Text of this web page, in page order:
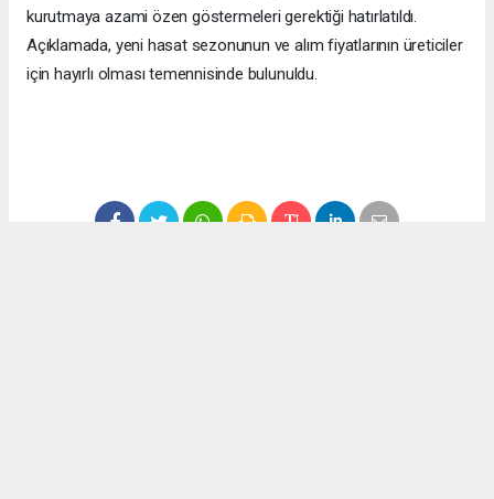
kurutmaya azami özen göstermeleri gerektiği hatırlatıldı.
Açıklamada, yeni hasat sezonunun ve alım fiyatlarının üreticiler
için hayırlı olması temennisinde bulunuldu.